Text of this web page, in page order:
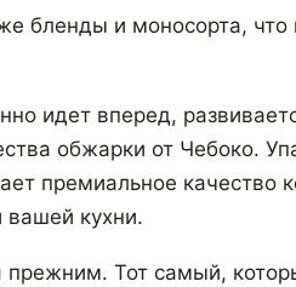
бленды и моносорта, что
идет вперед,
обжарки от Чебоко.
премиальное качество
вашей кухни.
прежним. Тот самый,